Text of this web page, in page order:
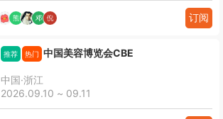
订阅
推荐 热门 中国美容博览会CBE
中国·浙江
2026.09.10 ~ 09.11